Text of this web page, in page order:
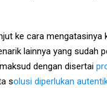
ke cara mengatasinya
lainnya yang sudah
dengan disertai
solusi diperlukan